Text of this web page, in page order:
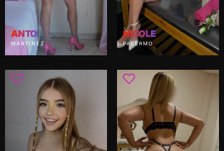
ANTO
MARTINEZ
NICOLE
PALERMO